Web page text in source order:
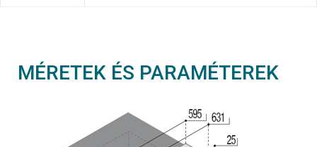
MÉRETEK ÉS PARAMÉTEREK